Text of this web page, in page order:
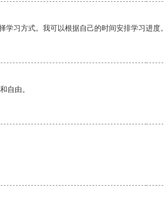
习方式。我可以根据自己的时间安排学习进度。
自由。